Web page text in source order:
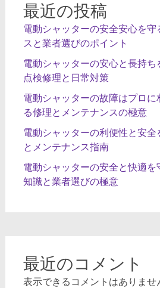
最近の投稿
電動シャッターの安全安心を
スと業者選びのポイント
電動シャッターの安心と長持ち
点検修理と日常対策
電動シャッターの故障はプロ
る修理とメンテナンスの極意
電動シャッターの利便性と安
とメンテナンス指南
電動シャッターの安全と快適
知識と業者選びの極意
最近のコメント
表示できるコメントはありませ